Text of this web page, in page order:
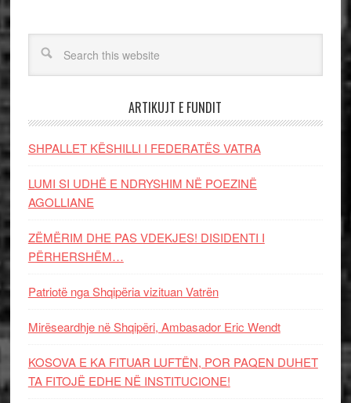
ARTIKUJT E FUNDIT
SHPALLET KËSHILLI I FEDERATËS VATRA
LUMI SI UDHË E NDRYSHIM NË POEZINË
AGOLLIANE
ZËMËRIM DHE PAS VDEKJES! DISIDENTI I
PËRHERSHËM…
Patriotë nga Shqipëria vizituan Vatrën
Mirëseardhje në Shqipëri, Ambasador Eric Wendt
KOSOVA E KA FITUAR LUFTËN, POR PAQEN DUHET
TA FITOJË EDHE NË INSTITUCIONE!